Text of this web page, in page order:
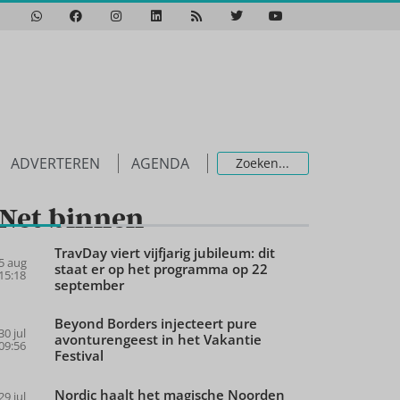
ADVERTEREN AGENDA
binnen
5 aug
15:18
TravDay viert vijfjarig jubileum: dit
staat er op het programma op 22
september
jul
Beyond Borders injecteert pure
avonturengeest in het Vakantie
Festival
jul
Nordic haalt het magische Noorden